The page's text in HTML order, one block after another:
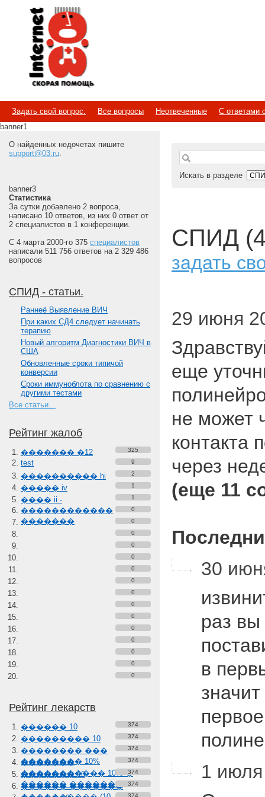
Internet
Скорая помощь
Задать свой вопрос. Все вопросы Неотвеченные
С ответами
banner1
О найденных недочетах пишите
support@03.ru.
banner3
Статистика
За сутки добавлено 2 вопроса,
написано 10 ответов, из них 0 ответ от
2 специалистов в 1 конференции.
С 4 марта 2000-го 375 специалистов
написали 511 756 ответов на 2 329 486
вопросов
СПИД - статьи.
Paннеё Выявление ВИЧ
При каких СД4 следует начинать
терапию
Новый алгоритм Диагностики ВИЧ в
США
Обновленные сроки типичой
конверсии
Сроки иммуноблота по сравнению с
другими тестами
Все статьи...
Рейтинг жалоб
������� �12 325
test 9
���������� hi 2
����� iv 1
���� ii -
������������
�������
1
0
0
0
0
0
0
0
0
0
0
0
0
0
0
0
Рейтинг лекарств
������ 10 374
��������� 10 374
�������� ���
�������� 10%
374
�������
����������� 10% �
������ �������
374
������� 10 374
������ �������
374
374
Искать в разделе
СПИД
задать
29 июня
еще
не может
контакта
через
(еще 11
30
раз вы
в
1